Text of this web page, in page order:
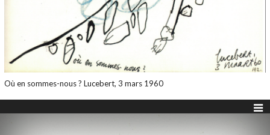
Où en sommes-nous ? Lucebert, 3 mars 1960